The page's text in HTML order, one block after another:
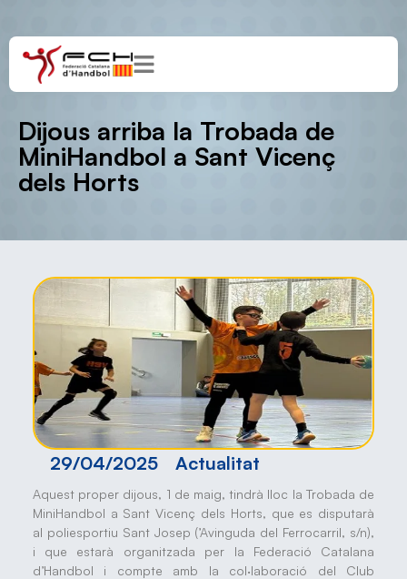
Dijous arriba la Trobada de
MiniHandbol a Sant Vicenç
dels Horts
29/04/2025 Actualitat
Aquest proper dijous, 1 de maig, tindrà lloc la Trobada de
MiniHandbol a Sant Vicenç dels Horts, que es disputarà
al poliesportiu Sant Josep (’Avinguda del Ferrocarril, s/n),
i que estarà organitzada per la Federació Catalana
d’Handbol i compte amb la col·laboració del Club